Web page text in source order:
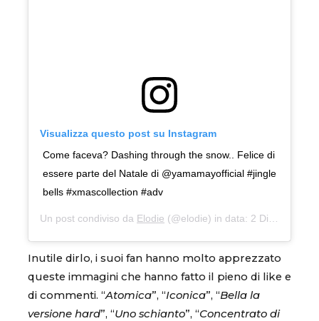
Visualizza questo post su Instagram
Come faceva? Dashing through the snow.. Felice di
essere parte del Natale di @yamamayofficial #jingle
bells #xmascollection #adv
Un post condiviso da Elodie (@elodie) in data: 2 Dic 2019 alle ore 7:45 PST
Inutile dirlo, i suoi fan hanno molto apprezzato
queste immagini che hanno fatto il pieno di like e
di commenti. “Atomica”, “Iconica”, “Bella la
versione hard”, “Uno schianto”, “Concentrato di